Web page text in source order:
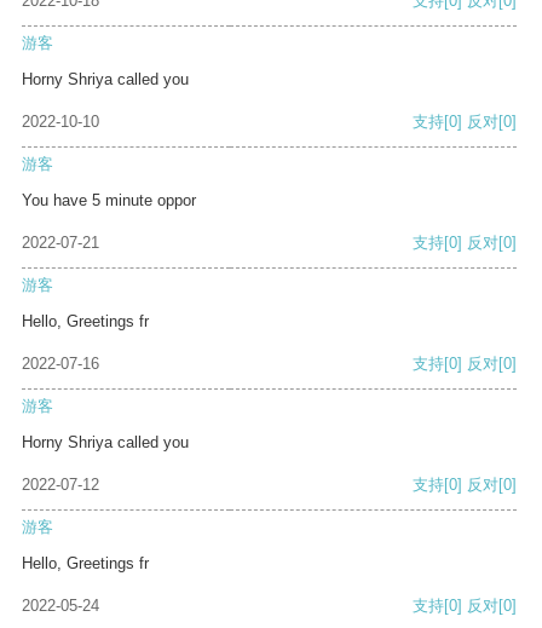
游客
Horny Shriya called you
2022-10-10 支持[0] 反对[0]
游客
You have 5 minute oppor
2022-07-21 支持[0] 反对[0]
游客
Hello, Greetings fr
2022-07-16 支持[0] 反对[0]
游客
Horny Shriya called you
2022-07-12 支持[0] 反对[0]
游客
Hello, Greetings fr
2022-05-24 支持[0] 反对[0]